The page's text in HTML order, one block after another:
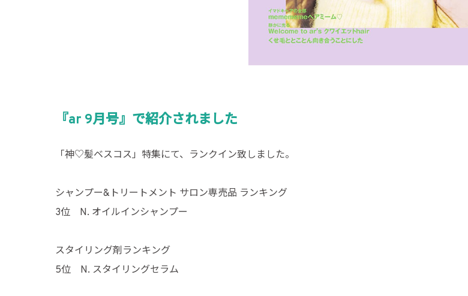
『ar 9月号』で紹介されました
「神♡髪ベスコス」特集にて、ランクイン致しました。
シャンプー&トリートメント サロン専売品 ランキング
3位 N. オイルインシャンプー
スタイリング剤ランキング
5位 N. スタイリングセラム